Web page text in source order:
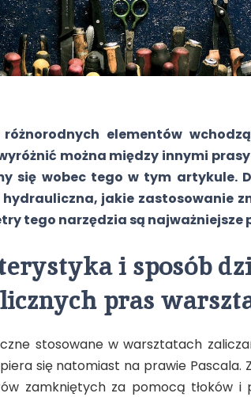
elementów
można między innymi
się wobec tego w tym artykule.
hydrauliczna, jakie zastosowanie
tego narzędzia są najważniejsze
i sposób
pras
stosowane w warsztatach
się natomiast na prawie
zamkniętych za pomocą tłoków i